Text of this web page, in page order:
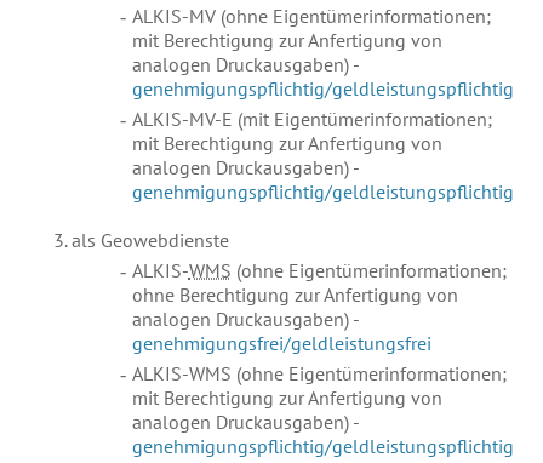
ALKIS-MV (ohne Eigentümerinformationen;
mit Berechtigung zur Anfertigung von
analogen Druckausgaben) -
genehmigungspflichtig/geldleistungspflichtig
ALKIS-MV-E (mit Eigentümerinformationen;
mit Berechtigung zur Anfertigung von
analogen Druckausgaben) -
genehmigungspflichtig/geldleistungspflichtig
als Geowebdienste
ALKIS-WMS (ohne Eigentümerinformationen;
ohne Berechtigung zur Anfertigung von
analogen Druckausgaben) -
genehmigungsfrei/geldleistungsfrei
ALKIS-WMS (ohne Eigentümerinformationen;
mit Berechtigung zur Anfertigung von
analogen Druckausgaben) -
genehmigungspflichtig/geldleistungspflichtig